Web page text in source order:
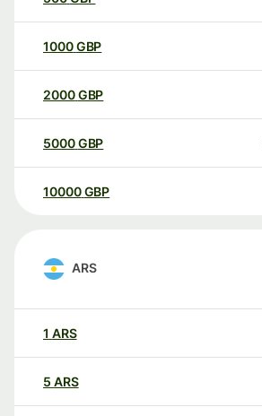
1000GBP
2000GBP
5000GBP
10000 GBP
ARS
1 ARS
5 ARS